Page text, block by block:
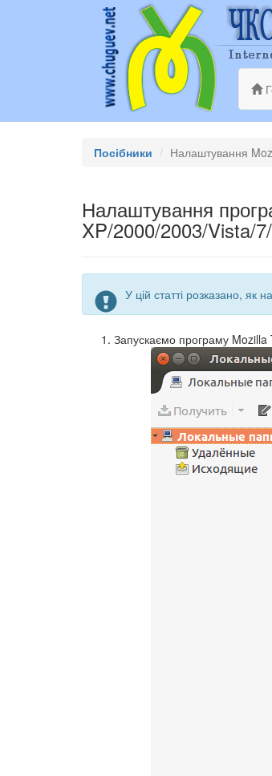
Посібники Налаштування
Налаштування
XP/2000/2003/Vista/
У цій статті розказано, як
Запускаємо програму Mozilla